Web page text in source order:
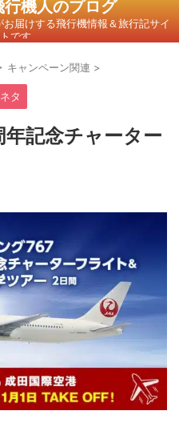
機人のプログ
届けする飛行機情報＆旅行記サイ
トです。
キャンペーン関連 >
タ
記念チャーター